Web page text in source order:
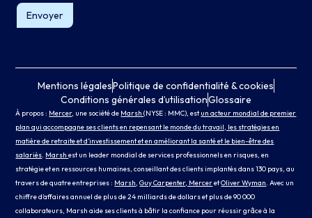
Envoyer
Mentions légalesPolitique de confidentialité & cookies
Conditions générales d’utilisationGlossaire
À propos : Mercer, une société de Marsh(NYSE : MMC), estun acteur mondial de premier
plan qui accompagne ses clients en repensant le monde du travail, les stratégies en
matière de retraite et d’investissement et en améliorant la santé et le bien-être des
salariés. Marshest un leader mondial de services professionnels en risques, en
stratégie et en ressources humaines, conseillant des clients implantés dans 130 pays, au
travers de quatre entreprises : Marsh,Guy Carpenter, MerceretOliver Wyman. Avec un
chiffre d’affaires annuel de plus de 24 milliards de dollars et plus de 90 000
collaborateurs, Marsh aide ses clients à bâtir la confiance pour réussir grâce à la